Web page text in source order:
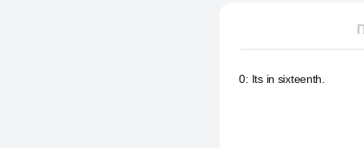
0: Its in sixteenth.